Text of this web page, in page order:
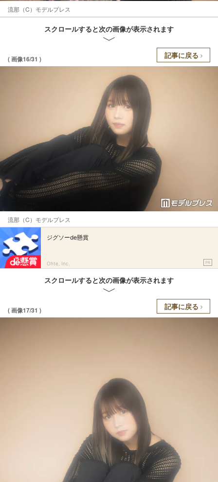
流那（C）モデルプレス
スクロールすると次の画像が表示されます
( 画像16/31 ) 記事に戻る
流那（C）モデルプレス
ジグソーde懸賞
Ohte, Inc. PR
スクロールすると次の画像が表示されます
( 画像17/31 ) 記事に戻る